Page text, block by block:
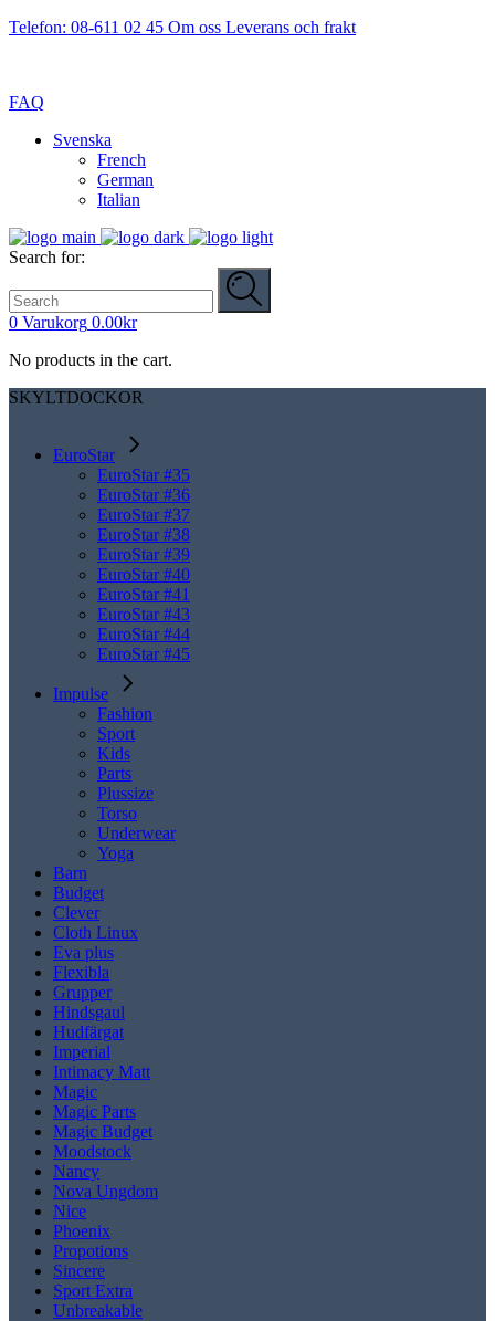
Telefon: 08-611 02 45 Om oss Leverans och frakt
FAQ
Svenska
French
German
Italian
Search for:
0 Varukorg 0.00kr
No products in the cart.
SKYLTDOCKOR
EuroStar
EuroStar #35
EuroStar #36
EuroStar #37
EuroStar #38
EuroStar #39
EuroStar #40
EuroStar #41
EuroStar #43
EuroStar #44
EuroStar #45
Impulse
Fashion
Sport
Kids
Parts
Plussize
Torso
Underwear
Yoga
Barn
Budget
Clever
Cloth Linux
Eva plus
Flexibla
Grupper
Hindsgaul
Hudfärgat
Imperial
Intimacy Matt
Magic
Magic Parts
Magic Budget
Moodstock
Nancy
Nova Ungdom
Nice
Phoenix
Propotions
Sincere
Sport Extra
Unbreakable